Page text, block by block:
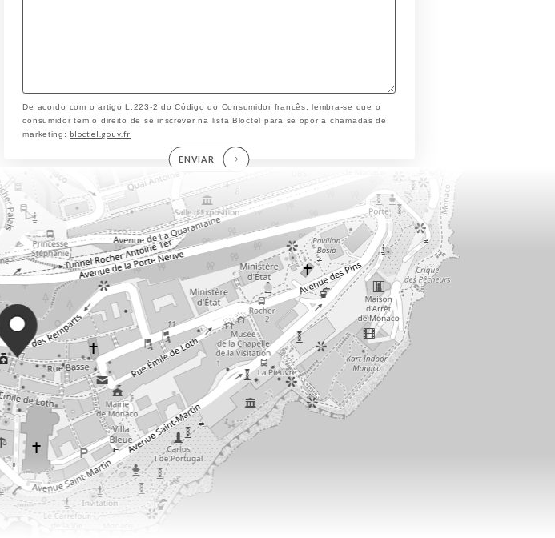
De acordo com o artigo L.223-2 do Código do Consumidor francês, lembra-se que o
consumidor tem o direito de se inscrever na lista Bloctel para se opor a chamadas de
marketing: bloctel.gouv.fr
ENVIAR